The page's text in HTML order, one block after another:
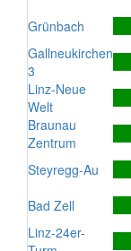
Grünbach
Gallneukirchen
3
Linz-Neue
Welt
Braunau
Zentrum
Steyregg-Au
Bad Zell
Linz-24er-